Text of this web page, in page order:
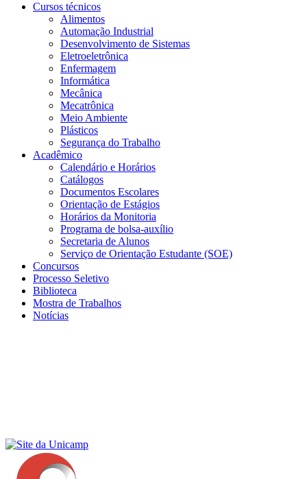
Cursos técnicos
Alimentos
Automação Industrial
Desenvolvimento de Sistemas
Eletroeletrônica
Enfermagem
Informática
Mecânica
Mecatrônica
Meio Ambiente
Plásticos
Segurança do Trabalho
Acadêmico
Calendário e Horários
Catálogos
Documentos Escolares
Orientação de Estágios
Horários da Monitoria
Programa de bolsa-auxílio
Secretaria de Alunos
Serviço de Orientação Estudante (SOE)
Concursos
Processo Seletivo
Biblioteca
Mostra de Trabalhos
Notícias